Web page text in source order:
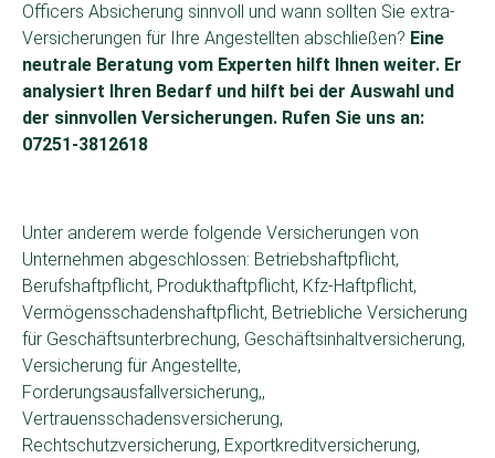
Officers Absicherung sinnvoll und wann sollten Sie extra-
Versicherungen für Ihre Angestellten abschließen? Eine
neutrale Beratung vom Experten hilft Ihnen weiter. Er
analysiert Ihren Bedarf und hilft bei der Auswahl und
der sinnvollen Versicherungen. Rufen Sie uns an:
07251-3812618
Unter anderem werde folgende Versicherungen von
Unternehmen abgeschlossen: Betriebshaftpflicht,
Berufshaftpflicht, Produkthaftpflicht, Kfz-Haftpflicht,
Vermögensschadenshaftpflicht, Betriebliche Versicherung
für Geschäftsunterbrechung, Geschäftsinhaltversicherung,
Versicherung für Angestellte,
Forderungsausfallversicherung,,
Vertrauensschadensversicherung,
Rechtschutzversicherung, Exportkreditversicherung,